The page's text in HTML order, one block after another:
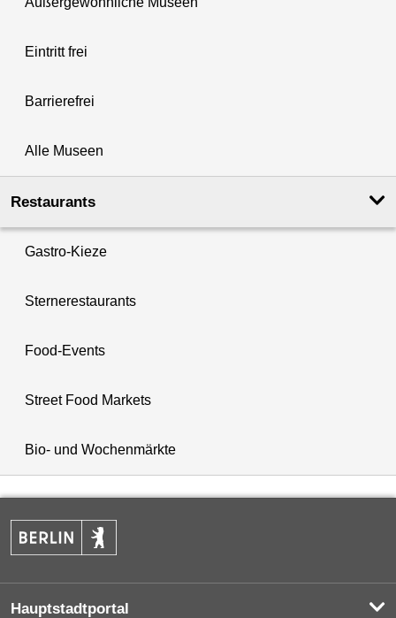
Eintritt frei
Barrierefrei
Alle Museen
Restaurants
Gastro-Kieze
Sternerestaurants
Food-Events
Street Food Markets
Bio- und Wochenmärkte
Hauptstadtportal